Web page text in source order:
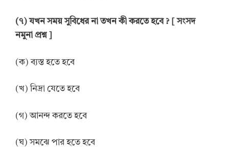
(৭) যখন সময় সুবিধের না তখন কী করতে হবে ? [ সংসদ
নমুনা প্রশ্ন ]
(ক) ব্যস্ত হতে হবে
(খ) নিদ্রা যেতে হবে
(গ) আনন্দ করতে হবে
(ঘ) সমঝে পার হতে হবে